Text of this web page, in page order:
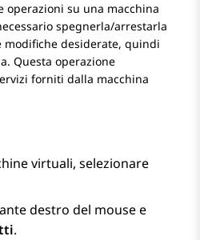
operazioni su una macchina
spegnerla/arrestarla
desiderate, quindi
Questa operazione
forniti dalla macchina
virtuali, selezionare
destro del mouse e
.